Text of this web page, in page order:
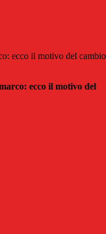
ecco il motivo del cambio
ecco il motivo del